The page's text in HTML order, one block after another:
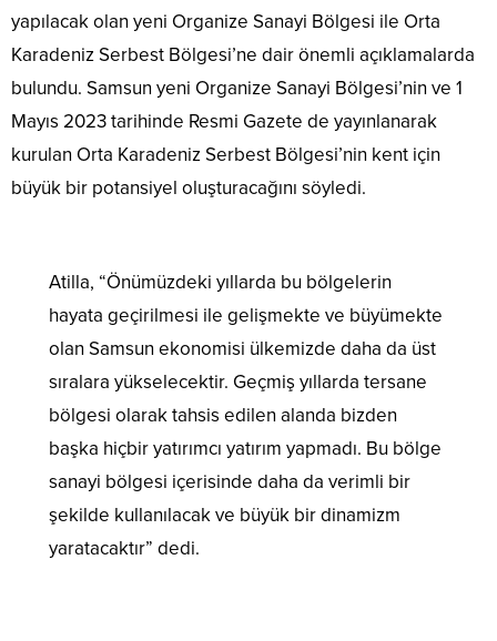
yapılacak olan yeni Organize Sanayi Bölgesi ile Orta
Karadeniz Serbest Bölgesi’ne dair önemli açıklamalarda
bulundu. Samsun yeni Organize Sanayi Bölgesi’nin ve 1
Mayıs 2023 tarihinde Resmi Gazete de yayınlanarak
kurulan Orta Karadeniz Serbest Bölgesi’nin kent için
büyük bir potansiyel oluşturacağını söyledi.
Atilla, “Önümüzdeki yıllarda bu bölgelerin
hayata geçirilmesi ile gelişmekte ve büyümekte
olan Samsun ekonomisi ülkemizde daha da üst
sıralara yükselecektir. Geçmiş yıllarda tersane
bölgesi olarak tahsis edilen alanda bizden
başka hiçbir yatırımcı yatırım yapmadı. Bu bölge
sanayi bölgesi içerisinde daha da verimli bir
şekilde kullanılacak ve büyük bir dinamizm
yaratacaktır” dedi.